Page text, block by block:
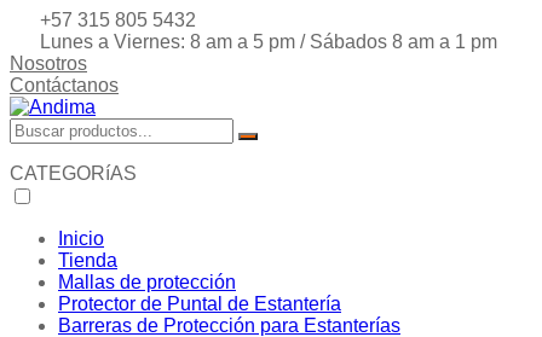
+57 315 805 5432
Lunes a Viernes: 8 am a 5 pm / Sábados 8 am a 1 pm
Nosotros
Contáctanos
CATEGORíAS
Inicio
Tienda
Mallas de protección
Protector de Puntal de Estantería
Barreras de Protección para Estanterías